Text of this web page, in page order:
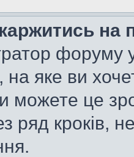
на
форуму
яке ви
можете це
ряд кроків,